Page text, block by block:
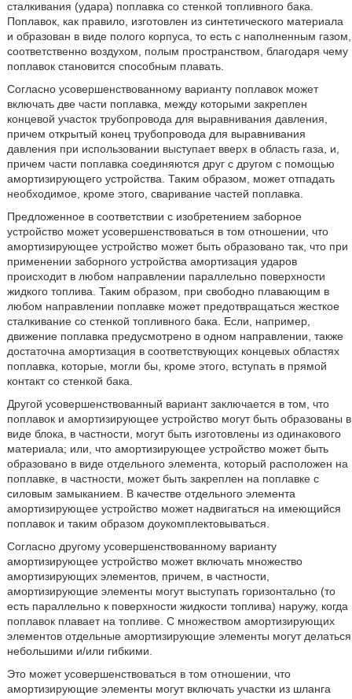
сталкивания (удара) поплавка со стенкой топливного бака.
Поплавок, как правило, изготовлен из синтетического материала
и образован в виде полого корпуса, то есть с наполненным газом,
соответственно воздухом, полым пространством, благодаря чему
поплавок становится способным плавать.
Согласно усовершенствованному варианту поплавок может
включать две части поплавка, между которыми закреплен
концевой участок трубопровода для выравнивания давления,
причем открытый конец трубопровода для выравнивания
давления при использовании выступает вверх в область газа, и,
причем части поплавка соединяются друг с другом с помощью
амортизирующего устройства. Таким образом, может отпадать
необходимое, кроме этого, сваривание частей поплавка.
Предложенное в соответствии с изобретением заборное
устройство может усовершенствоваться в том отношении, что
амортизирующее устройство может быть образовано так, что при
применении заборного устройства амортизация ударов
происходит в любом направлении параллельно поверхности
жидкого топлива. Таким образом, при свободно плавающим в
любом направлении поплавке может предотвращаться жесткое
сталкивание со стенкой топливного бака. Если, например,
движение поплавка предусмотрено в одном направлении, также
достаточна амортизация в соответствующих концевых областях
поплавка, которые, могли бы, кроме этого, вступать в прямой
контакт со стенкой бака.
Другой усовершенствованный вариант заключается в том, что
поплавок и амортизирующее устройство могут быть образованы в
виде блока, в частности, могут быть изготовлены из одинакового
материала; или, что амортизирующее устройство может быть
образовано в виде отдельного элемента, который расположен на
поплавке, в частности, может быть закреплен на поплавке с
силовым замыканием. В качестве отдельного элемента
амортизирующее устройство может надвигаться на имеющийся
поплавок и таким образом доукомплектовываться.
Согласно другому усовершенствованному варианту
амортизирующее устройство может включать множество
амортизирующих элементов, причем, в частности,
амортизирующие элементы могут выступать горизонтально (то
есть параллельно к поверхности жидкости топлива) наружу, когда
поплавок плавает на топливе. С множеством амортизирующих
элементов отдельные амортизирующие элементы могут делаться
небольшими и/или гибкими.
Это может усовершенствоваться в том отношении, что
амортизирующие элементы могут включать участки из шланга